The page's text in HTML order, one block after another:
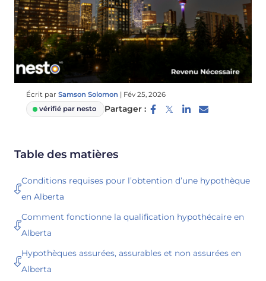
Écrit par Samson Solomon | Fév 25, 2026
vérifié par nesto
Partager :
Table des matières
Conditions requises pour l’obtention d’une hypothèque
en Alberta
Comment fonctionne la qualification hypothécaire en
Alberta
Hypothèques assurées, assurables et non assurées en
Alberta